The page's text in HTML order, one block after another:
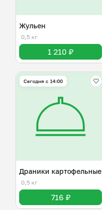
Жульен
0,5 кг
1 210 ₽
Сегодня с 14:00
Драники картофельные
0,5 кг
716 ₽